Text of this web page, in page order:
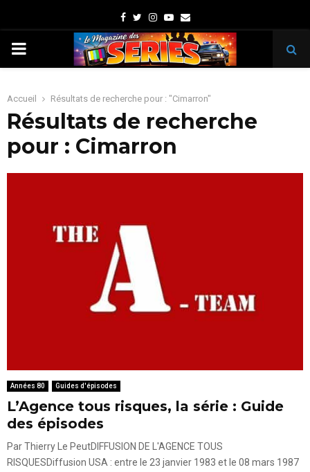
Facebook
TwitterInstagram
Youtube
Email
PRIMARY
Accueil Résultats de recherche pour : "Cimarron"
Résultats de recherche
pour : Cimarron
Années 80 Guides d'épisodes
L’Agence tous risques, la série : Guide
des épisodes
Par Thierry Le PeutDIFFUSION DE L'AGENCE TOUS
RISQUESDiffusion USA : entre le 23 janvier 1983 et le 08 mars 1987